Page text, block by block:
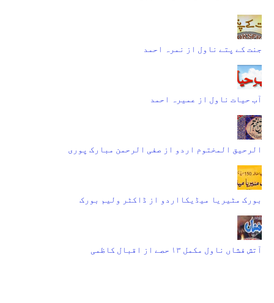
جنت کے پتے ناول از نمرہ احمد
آب حیات ناول از عمیرہ احمد
الرحیق المختوم اردو از صفی الرحمن مبارک پوری
بورک مٹیریا میڈیکااردو از ڈاکٹر ولیم بورک
آتش فشاں ناول مکمل ۱۳ حصے از اقبال کاظمی